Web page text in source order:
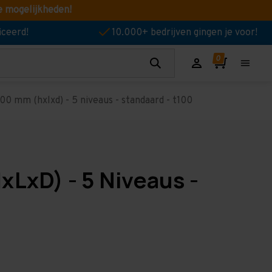
mogelijkheden!
10.000+ bedrijven gingen je voor!
mm (hxlxd) - 5 niveaus - standaard - t100
- 5 Niveaus -